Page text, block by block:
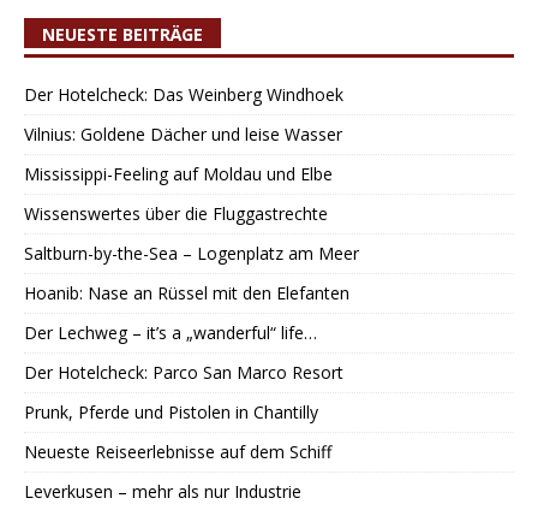
NEUESTE BEITRÄGE
Der Hotelcheck: Das Weinberg Windhoek
Vilnius: Goldene Dächer und leise Wasser
Mississippi-Feeling auf Moldau und Elbe
Wissenswertes über die Fluggastrechte
Saltburn-by-the-Sea – Logenplatz am Meer
Hoanib: Nase an Rüssel mit den Elefanten
Der Lechweg – it’s a „wanderful“ life…
Der Hotelcheck: Parco San Marco Resort
Prunk, Pferde und Pistolen in Chantilly
Neueste Reiseerlebnisse auf dem Schiff
Leverkusen – mehr als nur Industrie